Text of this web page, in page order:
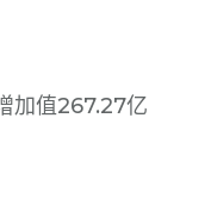
加值267.27亿